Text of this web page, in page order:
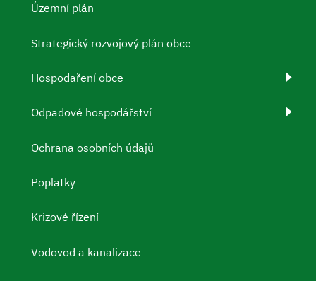
Územní plán
Strategický rozvojový plán obce
Hospodaření obce
Odpadové hospodářství
Ochrana osobních údajů
Poplatky
Krizové řízení
Vodovod a kanalizace